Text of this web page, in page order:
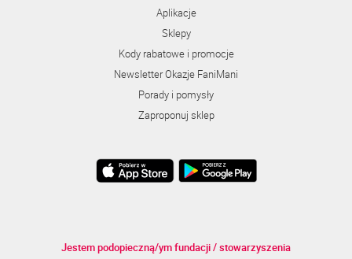
Aplikacje
Sklepy
Kody rabatowe i promocje
Newsletter Okazje FaniMani
Porady i pomysły
Zaproponuj sklep
Jestem podopieczną/ym fundacji / stowarzyszenia